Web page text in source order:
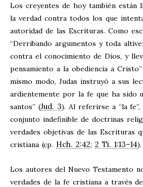
Los creyentes de hoy también están
la verdad contra todos los que
autoridad de las Escrituras. Como
“Derribando argumentos y toda
contra el conocimiento de Dios, y
pensamiento a la obediencia a
mismo modo, Judas instruyó a sus
ardientemente por la fe que ha sido
santos” (Jud. 3). Al referirse a “la fe”,
conjunto indefinible de doctrinas
verdades objetivas de las Escrituras
cristiana (cp. Hch. 2:42; 2 Ti. 1:13–14).
Los autores del Nuevo Testamento
verdades de la fe cristiana a través